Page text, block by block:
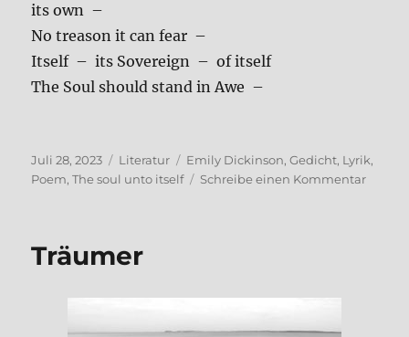
its own –
No tre­a­son it can fear –
Its­elf – its Sove­reign – of its­elf
The Soul should stand in Awe –
Veröffentlicht
am
Juli 28, 2023 Kategorien
Literatur Schlagwörter
Emily Dickinson,Gedicht, Lyrik,
Poem,The soul unto itself Schreibe einen Kommentarzu
Träu­mer